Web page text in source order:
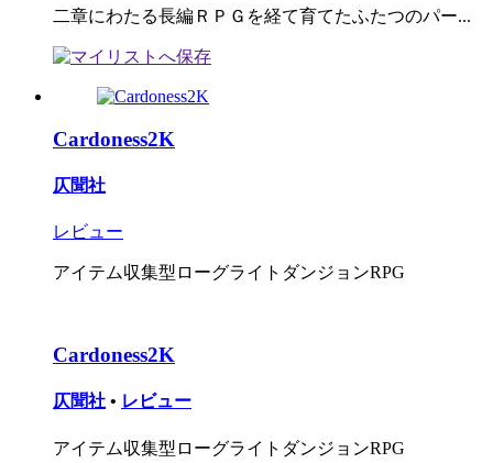
二章にわたる長編ＲＰＧを経て育てたふたつのパー...
Cardoness2K
仄聞社
レビュー
アイテム収集型ローグライトダンジョンRPG
Cardoness2K
仄聞社 • レビュー
アイテム収集型ローグライトダンジョンRPG